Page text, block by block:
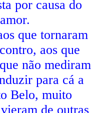
por causa do
que tornaram
aos que
não mediram
para cá a
Belo, muito
de outras